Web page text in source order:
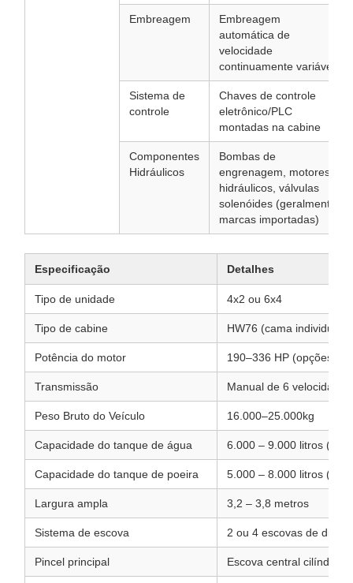
Embreagem
Embreagem
automática de
velocidade
continuamente variável
Sistema de
controle
Chaves de controle
eletrônico/PLC
montadas na cabine
Componentes
Hidráulicos
Bombas de
engrenagem, motores
hidráulicos, válvulas
solenóides (geralmente
marcas importadas)
Especificação Detalhes
Tipo de unidade 4x2 ou 6x4
Tipo de cabine HW76 (cama individual
Potência do motor 190–336 HP (opções
Transmissão Manual de 6
Peso Bruto do Veículo 16.000–25.000kg
Capacidade do tanque de água 6.000 – 9.000 litros (aço
Capacidade do tanque de poeira 5.000 – 8.000 litros (aço
Largura ampla 3,2 – 3,8 metros
Sistema de escova 2 ou 4 escovas de disco
Pincel principal Escova central cilíndrica